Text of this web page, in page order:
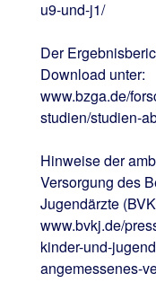
u9-und-j1/
Der
Download unter:
www.bzga.de/
studien/studien-
Hinweise der
Versorgung des
Jugendärzte
www.bvkj.de/
kinder-und-
angemessenes-